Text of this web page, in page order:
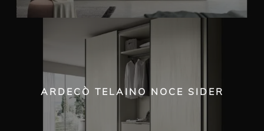
ARDECÒ TELAINO NOCE SIDER